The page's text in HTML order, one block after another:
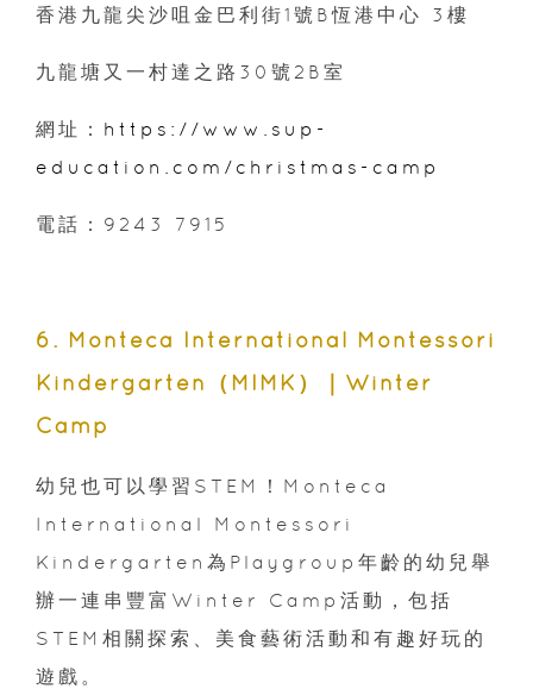
香港九龍尖沙咀金巴利街1號B恆港中心 3樓
九龍塘又一村達之路30號2B室
網址： https://www.sup-
education.com/christmas-camp
電話：9243 7915
6. Monteca International Montessori
Kindergarten（MIMK）｜Winter
Camp
幼兒也可以學習STEM！Monteca
International Montessori
Kindergarten為Playgroup年齡的幼兒舉
辦一連串豐富Winter Camp活動，包括
STEM相關探索、美食藝術活動和有趣好玩的
遊戲。